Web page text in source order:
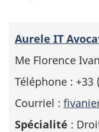
Aurele IT
Me Florence
Téléphone : +33
Courriel :
Spécialité :